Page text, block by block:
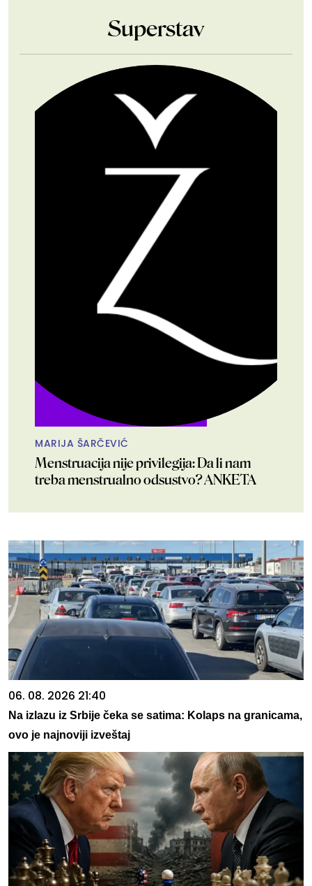
Superstav
MARIJA ŠARČEVIĆ
Menstruacija nije privilegija: Da li nam
treba menstrualno odsustvo? ANKETA
06. 08. 2026 21:40
Na izlazu iz Srbije čeka se satima: Kolaps na granicama,
ovo je najnoviji izveštaj